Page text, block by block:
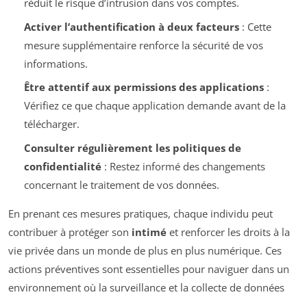
réduit le risque d’intrusion dans vos comptes.
Activer l’authentification à deux facteurs: Cette
mesure supplémentaire renforce la sécurité de vos
informations.
Être attentif aux permissions des applications:
Vérifiez ce que chaque application demande avant de la
télécharger.
Consulter régulièrement les politiques de
confidentialité: Restez informé des changements
concernant le traitement de vos données.
En prenant ces mesures pratiques, chaque individu peut
contribuer à protéger son intimé et renforcer les droits à la
vie privée dans un monde de plus en plus numérique. Ces
actions préventives sont essentielles pour naviguer dans un
environnement où la surveillance et la collecte de données